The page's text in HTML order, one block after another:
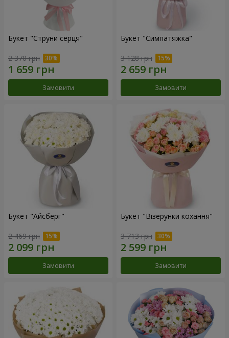
Букет "Струни серця"
2 370 грн
Замовити
Букет "Симпатяжка"
3 128 грн
Замовити
Букет "Айсберг"
2 469 грн
Замовити
Букет "Візерунки кохання"
3 713 грн
Замовити